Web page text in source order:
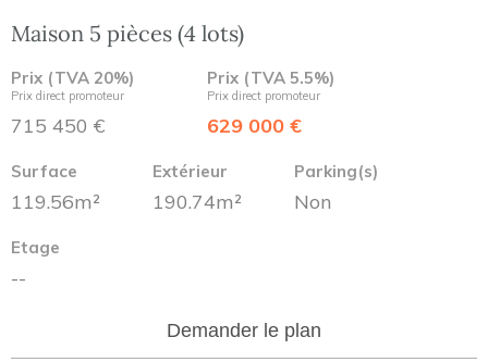
Maison 5 pièces (4 lots)
Prix (TVA 20%)
Prix direct promoteur
715 450 €
Prix (TVA 5.5%)
Prix direct promoteur
629 000 €
Surface
119.56m²
Extérieur
190.74m²
Parking(s)
Non
Etage
--
Demander le plan